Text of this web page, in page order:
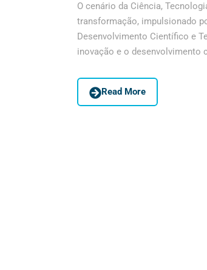
O cenário da Ciência,
transformação, impulsionado
Desenvolvimento Científico e
inovação e o desenvolvimento
Read More